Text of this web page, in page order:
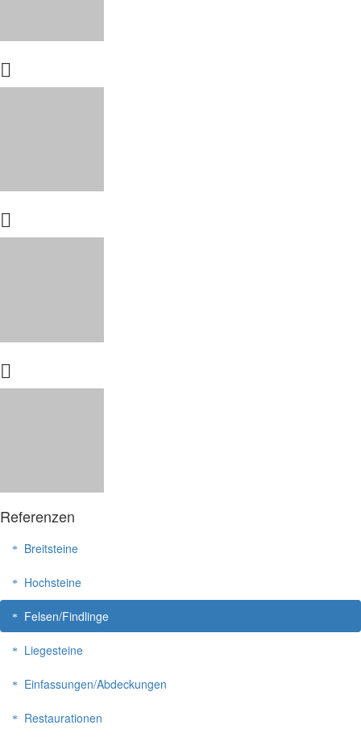
Referenzen
Breitsteine
Hochsteine
Felsen/Findlinge
Liegesteine
Einfassungen/Abdeckungen
Restaurationen